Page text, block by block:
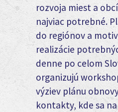
rozvoja miest a
najviac potrebné.
do regiónov a
realizácie
denne po celom
organizujú
výziev plánu
kontakty, kde sa